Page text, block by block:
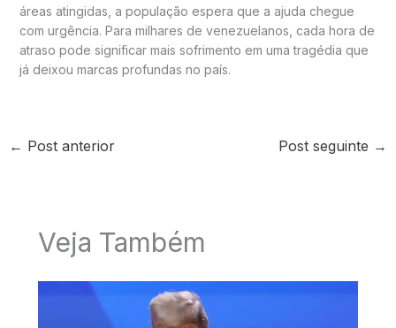
áreas atingidas, a população espera que a ajuda chegue
com urgência. Para milhares de venezuelanos, cada hora de
atraso pode significar mais sofrimento em uma tragédia que
já deixou marcas profundas no país.
← Post anterior Post seguinte →
Veja Também